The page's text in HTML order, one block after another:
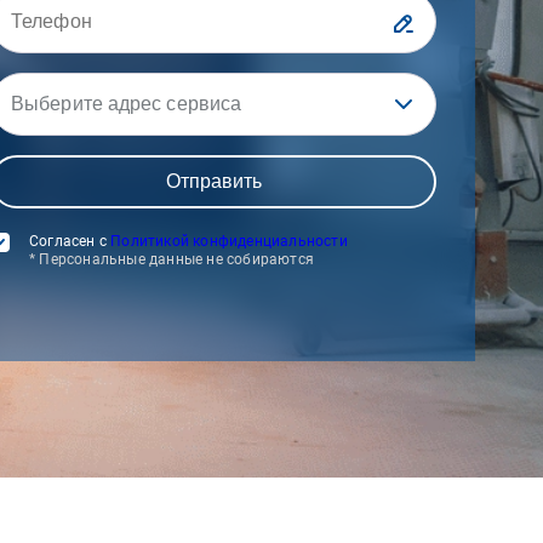
Выберите адрес сервиса
Согласен с Политикой конфиденциальности
* Персональные данные не собираются